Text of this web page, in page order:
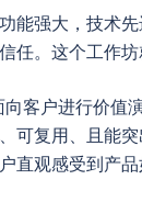
能强大，技术
。这个工作
客户进行价
可复用、且能
观感受到产品